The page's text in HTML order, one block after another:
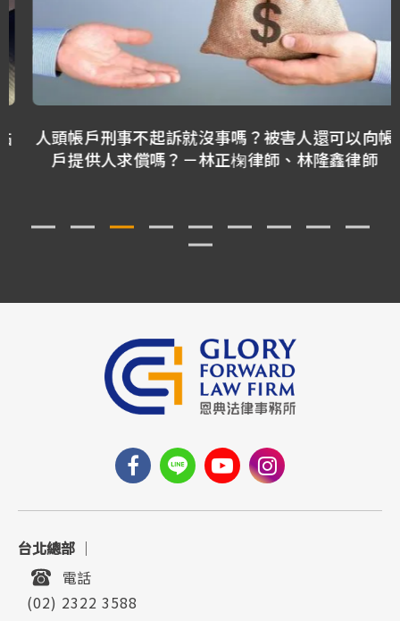
人頭帳戶刑事不起訴就沒事嗎？被害人還可以向帳
戶提供人求償嗎？－林正椈律師、林隆鑫律師
台北總部 ｜
電話
(02) 2322 3588